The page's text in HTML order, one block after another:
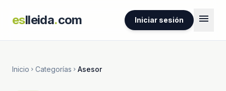
eslleida.com Iniciar sesión menu
Inicio chevron_right Categorías chevron_right Asesor